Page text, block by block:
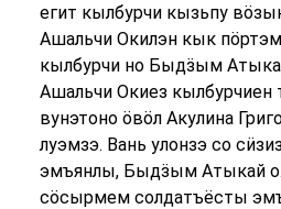
егит кылбурчи кызьпу вӧ
Ашальчи Окилэн кык пӧ
кылбурчи но Быдӟым
Ашальчи Окиез кылбурчиен
вунэтоно öвöл Акулина
луэмзэ. Вань улонзэ со сӥ
эмъянлы, Быдӟым Атыкай
сöсырмем солдатъёсты